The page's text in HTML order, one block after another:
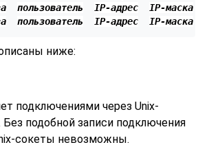
пользователь IP-адрес IP-маска
пользователь IP-адрес IP-маска
ниже:
подключениями через Unix-
подобной записи подключения
сокеты невозможны.